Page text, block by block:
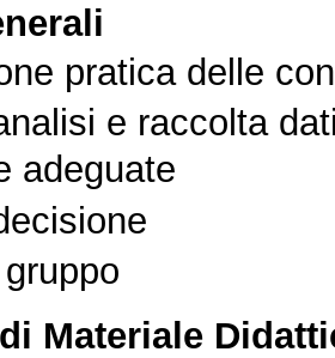
pratica delle
e raccolta
adeguate
Materiale